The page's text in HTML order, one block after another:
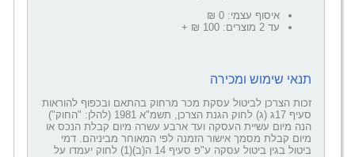
איסוף עצמי: 0 ₪
עד 2 מוצרים: 100 ₪ +
תנאי שימוש ומכירה
זכות הצרכן לביטול עסקת מכר מרחוק בהתאם ובכפוף להוראות
סעיף 17ג (ג) לחוק הגנת הצרכן, תשמ"א 1981 (להלן: "החוק")
הנה מיום עשיית העסקה ועד ארבע עשרה מיום קבלת הנכס או
מיום קבלת מסמך אישור הזמנה לפי המאוחר מביניהם. דמי
ביטול בגין ביטול עסקה ע"פ סעיף 14 ה(ב)(1) לחוק יעמדו על